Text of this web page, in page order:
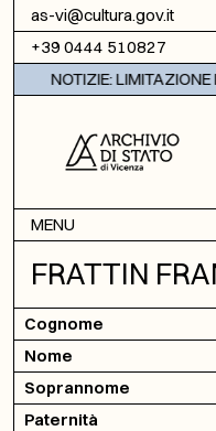
Vai al contenuto
as-vi@cultura.gov.it
+39 0444 510827
NOTIZIE: LIMITAZIONE
MENU
FRATTIN
Cognome
Nome
Soprannome
Paternità